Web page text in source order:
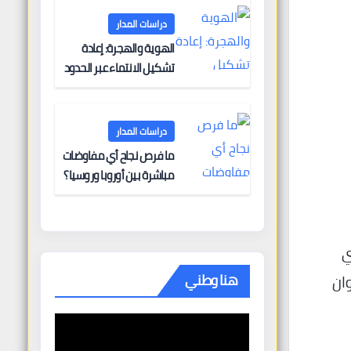
دراسات المدار
الهوية والهجرة: إعادة
تشكيل الانتماء عبر الحدود
دراسات المدار
ما فرص نجاح أي مفاوضات
مباشرة بين أوروبا وروسيا؟
هنا وطني